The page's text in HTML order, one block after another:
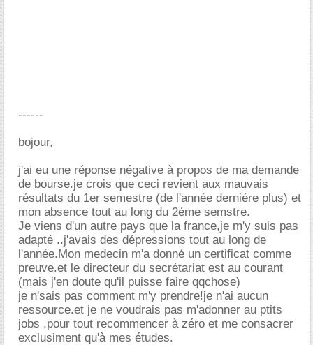
------
bojour,
j'ai eu une réponse négative à propos de ma demande
de bourse.je crois que ceci revient aux mauvais
résultats du 1er semestre (de l'année derniére plus) et
mon absence tout au long du 2éme semstre.
Je viens d'un autre pays que la france,je m'y suis pas
adapté ..j'avais des dépressions tout au long de
l'année.Mon medecin m'a donné un certificat comme
preuve.et le directeur du secrétariat est au courant
(mais j'en doute qu'il puisse faire qqchose)
je n'sais pas comment m'y prendre!je n'ai aucun
ressource.et je ne voudrais pas m'adonner au ptits
jobs ,pour tout recommencer à zéro et me consacrer
exclusiment qu'à mes études.